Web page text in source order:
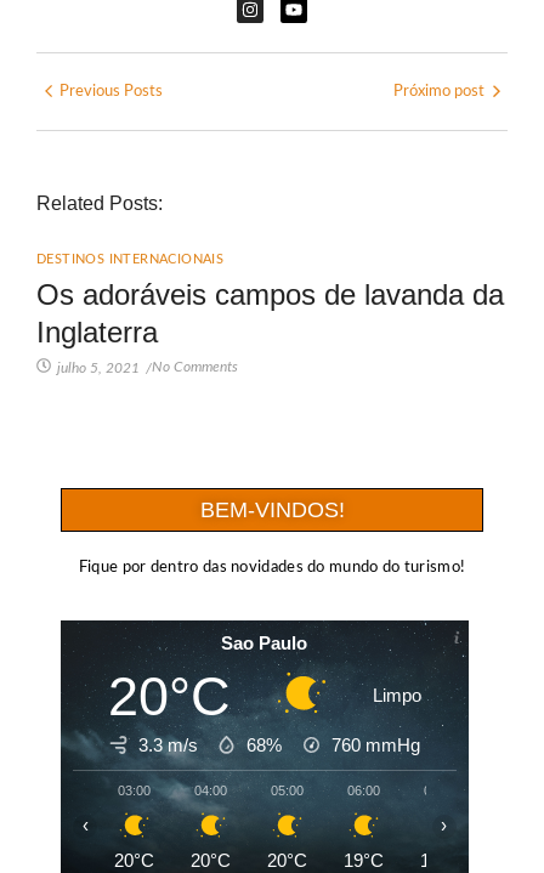
Previous Posts Próximo post
Related Posts:
DESTINOS INTERNACIONAIS
Os adoráveis campos de lavanda da
Inglaterra
julho 5, 2021 /No Comments
BEM-VINDOS!
Fique por dentro das novidades do mundo do turismo!
Sao Paulo
20°C Limpo
3.3 m/s 68% 760 mmHg
03:00
20°C
04:00
20°C
05:00
20°C
06:00
19°C
07:00
19°C
‹ ›